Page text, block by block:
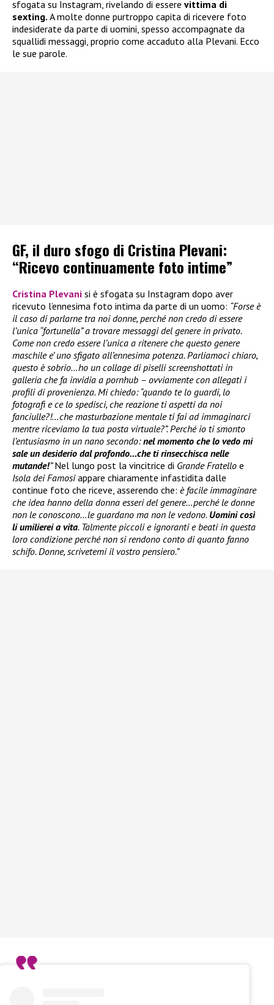
sfogata su Instagram, rivelando di essere vittima di
sexting. A molte donne purtroppo capita di ricevere foto
indesiderate da parte di uomini, spesso accompagnate da
squallidi messaggi, proprio come accaduto alla Plevani. Ecco
le sue parole.
GF, il duro sfogo di Cristina Plevani:
“Ricevo continuamente foto intime”
Cristina Plevani si è sfogata su Instagram dopo aver
ricevuto l’ennesima foto intima da parte di un uomo: “Forse è
il caso di parlarne tra noi donne, perché non credo di essere
l’unica “fortunella” a trovare messaggi del genere in privato.
Come non credo essere l’unica a ritenere che questo genere
maschile e’ uno sfigato all’ennesima potenza. Parliamoci chiaro,
questo è sobrio…ho un collage di piselli screenshottati in
galleria che fa invidia a pornhub – ovviamente con allegati i
profili di provenienza. Mi chiedo: “quando te lo guardi, lo
fotografi e ce lo spedisci, che reazione ti aspetti da noi
fanciulle?!…che masturbazione mentale ti fai ad immaginarci
mentre riceviamo la tua posta virtuale?”. Perché io ti smonto
l’entusiasmo in un nano secondo:nel momento che lo vedo mi
sale un desiderio dal profondo…che ti rinsecchisca nelle
mutande!”Nel lungo post la vincitrice di Grande Fratello e
Isola dei Famosiappare chiaramente infastidita dalle
continue foto che riceve, asserendo che: è facile immaginare
che idea hanno della donna esseri del genere…perché le donne
non le conoscono…le guardano ma non le vedono. Uomini così
li umilierei a vita. Talmente piccoli e ignoranti e beati in questa
loro condizione perché non si rendono conto di quanto fanno
schifo. Donne, scrivetemi il vostro pensiero.”